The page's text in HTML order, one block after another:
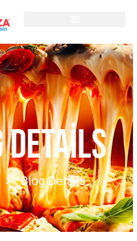
DETAILS
Blog Details